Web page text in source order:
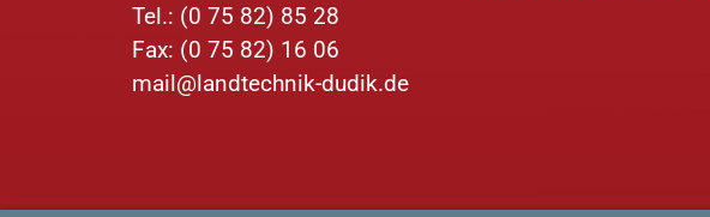
Tel.: (0 75 82) 85 28
Fax: (0 75 82) 16 06
mail@landtechnik-dudik.de